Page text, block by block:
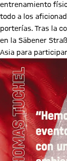
entrenamiento
todo a los
porterías. Tras la
en la Säbener
Asia para